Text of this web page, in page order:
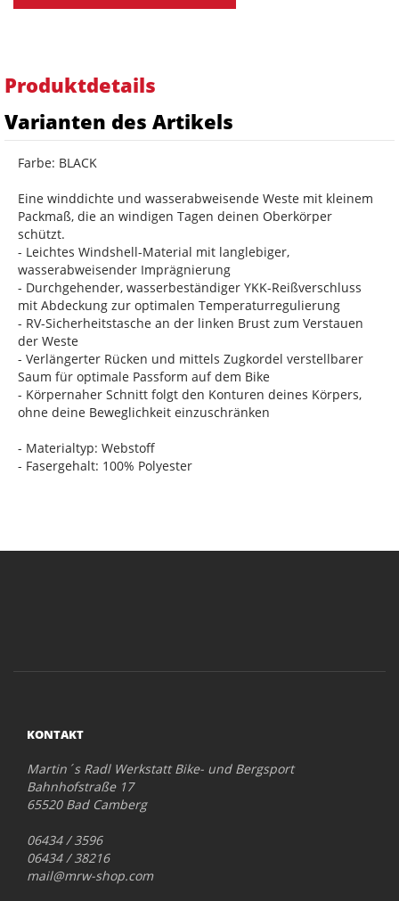
Produktdetails
Varianten des Artikels
Farbe: BLACK
Eine winddichte und wasserabweisende Weste mit kleinem
Packmaß, die an windigen Tagen deinen Oberkörper
schützt.
- Leichtes Windshell-Material mit langlebiger,
wasserabweisender Imprägnierung
- Durchgehender, wasserbeständiger YKK-Reißverschluss
mit Abdeckung zur optimalen Temperaturregulierung
- RV-Sicherheitstasche an der linken Brust zum Verstauen
der Weste
- Verlängerter Rücken und mittels Zugkordel verstellbarer
Saum für optimale Passform auf dem Bike
- Körpernaher Schnitt folgt den Konturen deines Körpers,
ohne deine Beweglichkeit einzuschränken
- Materialtyp: Webstoff
- Fasergehalt: 100% Polyester
KONTAKT
Martin´s Radl Werkstatt Bike- und Bergsport
Bahnhofstraße 17
65520 Bad Camberg
06434 / 3596
06434 / 38216
mail@mrw-shop.com